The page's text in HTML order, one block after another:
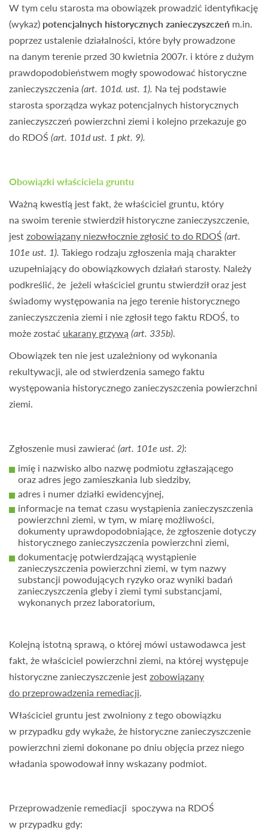
W tym celu starosta ma obowiązek prowadzić identyfikację
(wykaz) potencjalnych historycznych zanieczyszczeń m.in.
poprzez ustalenie działalności, które były prowadzone
na danym terenie przed 30 kwietnia 2007r. i które z dużym
prawdopodobieństwem mogły spowodować historyczne
zanieczyszczenia (art. 101d. ust. 1). Na tej podstawie
starosta sporządza wykaz potencjalnych historycznych
zanieczyszczeń powierzchni ziemi i kolejno przekazuje go
do RDOŚ (art. 101d ust. 1 pkt. 9).
Obowiązki właściciela gruntu
Ważną kwestią jest fakt, że właściciel gruntu, który
na swoim terenie stwierdził historyczne zanieczyszczenie,
jestzobowiązany niezwłocznie zgłosić to do RDOŚ (art.
101e ust. 1). Takiego rodzaju zgłoszenia mają charakter
uzupełniający do obowiązkowych działań starosty. Należy
podkreślić, że jeżeli właściciel gruntu stwierdził oraz jest
świadomy występowania na jego terenie historycznego
zanieczyszczenia ziemi i nie zgłosił tego faktu RDOŚ, to
może zostać ukarany grzywą (art. 335b).
Obowiązek ten nie jest uzależniony od wykonania
rekultywacji, ale od stwierdzenia samego faktu
występowania historycznego zanieczyszczenia powierzchni
ziemi.
Zgłoszenie musi zawierać (art. 101e ust. 2):
imię i nazwisko albo nazwę podmiotu zgłaszającego
oraz adres jego zamieszkania lub siedziby,
adres i numer działki ewidencyjnej,
informacje na temat czasu wystąpienia zanieczyszczenia
powierzchni ziemi, w tym, w miarę możliwości,
dokumenty uprawdopodobniające, że zgłoszenie dotyczy
historycznego zanieczyszczenia powierzchni ziemi,
dokumentację potwierdzającą wystąpienie
zanieczyszczenia powierzchni ziemi, w tym nazwy
substancji powodujących ryzyko oraz wyniki badań
zanieczyszczenia gleby i ziemi tymi substancjami,
wykonanych przez laboratorium,
Kolejną istotną sprawą, o której mówi ustawodawca jest
fakt, że właściciel powierzchni ziemi, na której występuje
historyczne zanieczyszczenie jestzobowiązany
do przeprowadzenia remediacji.
Właściciel gruntu jest zwolniony z tego obowiązku
w przypadku gdy wykaże, że historyczne zanieczyszczenie
powierzchni ziemi dokonane po dniu objęcia przez niego
władania spowodował inny wskazany podmiot.
Przeprowadzenie remediacji spoczywa na RDOŚ
w przypadku gdy: